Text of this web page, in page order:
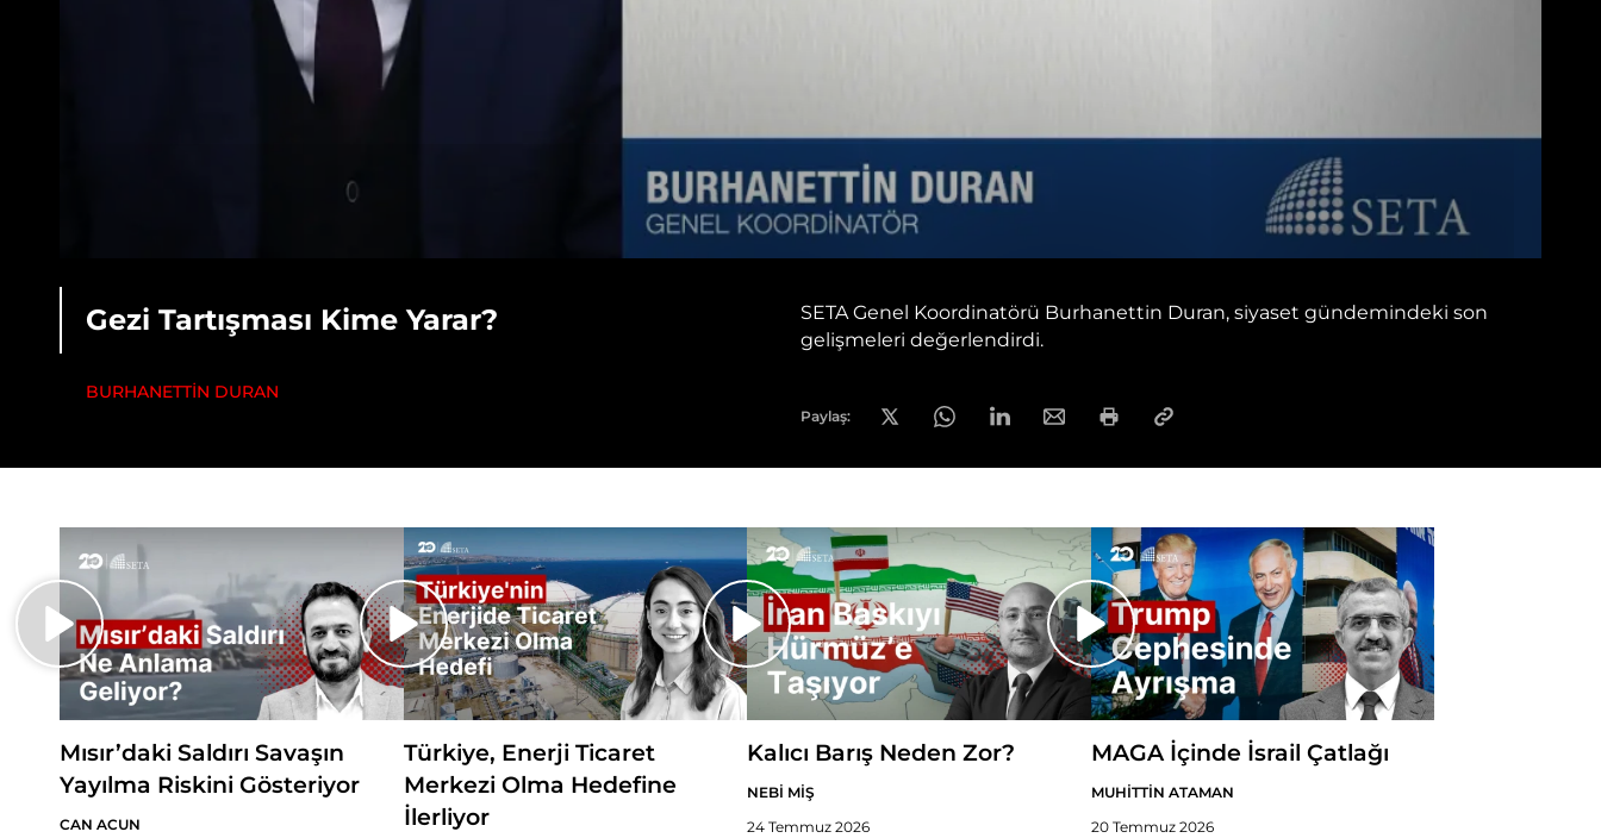
Gezi Tartışması Kime Yarar?
BURHANETTİN DURAN
SETA Genel Koordinatörü Burhanettin Duran, siyaset gündemindeki son
gelişmeleri değerlendirdi.
Paylaş:
Mısır’daki Saldırı Savaşın
Yayılma Riskini Gösteriyor
CAN ACUN
Türkiye, Enerji Ticaret
Merkezi Olma Hedefine
İlerliyor
Kalıcı Barış Neden Zor?
NEBİ MİŞ
24 Temmuz 2026
MAGA İçinde İsrail Çatlağı
MUHİTTİN ATAMAN
20 Temmuz 2026